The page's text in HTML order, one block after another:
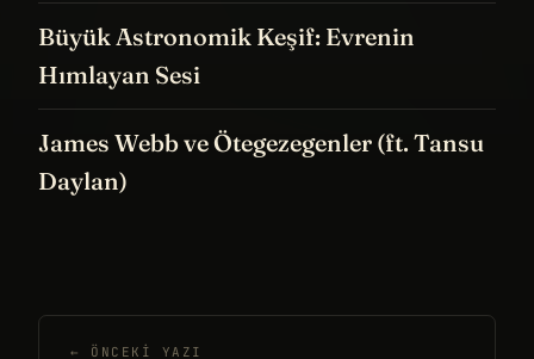
Büyük Astronomik Keşif: Evrenin
Hımlayan Sesi
James Webb ve Ötegezegenler (ft. Tansu
Daylan)
← ÖNCEKI YAZI